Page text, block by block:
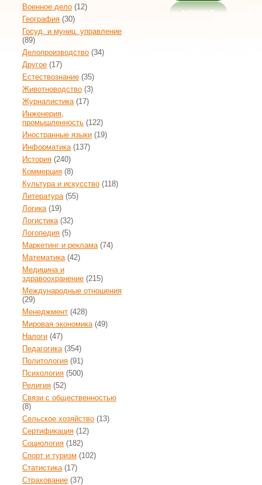
Военное дело (12)
География (30)
Госуд. и муниц. управление
(89)
Делопроизводство (34)
Другое (17)
Естествознание (35)
Животноводство (3)
Журналистика(17)
Инженерия,
промышленность (122)
Иностранные языки (19)
Информатика(137)
История (240)
Коммерция (8)
Культура и искусство (118)
Литература(55)
Логика(19)
Логистика(32)
Логопедия (5)
Маркетинг и реклама(74)
Математика(42)
Медицина и
здравоохранение (215)
Международные отношения
(29)
Менеджмент (428)
Мировая экономика(49)
Налоги (47)
Педагогика(354)
Политология (91)
Психология (500)
Религия (52)
Связи с общественностью
(8)
Сельское хозяйство (13)
Сертификация (12)
Социология (182)
Спорт и туризм (102)
Статистика(17)
Страхование (37)